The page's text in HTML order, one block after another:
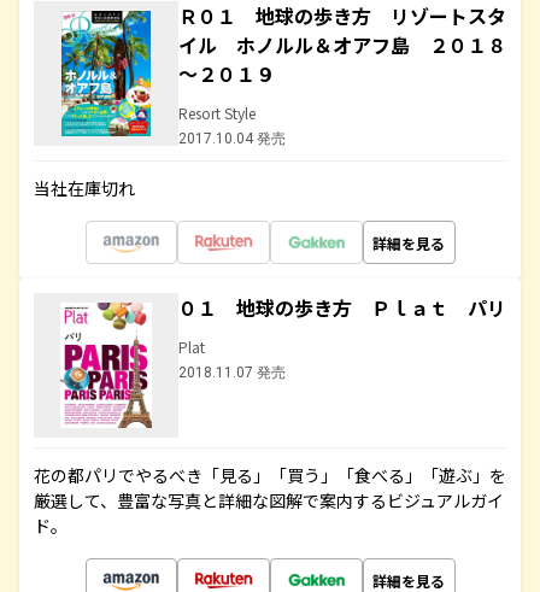
Ｒ０１ 地球の歩き方 リゾートスタ
イル ホノルル＆オアフ島 ２０１８
～２０１９
Resort Style
2017.10.04 発売
当社在庫切れ
詳細を見る
０１ 地球の歩き方 Ｐｌａｔ パリ
Plat
2018.11.07 発売
花の都パリでやるべき「見る」「買う」「食べる」「遊ぶ」を
厳選して、豊富な写真と詳細な図解で案内するビジュアルガイ
ド。
詳細を見る